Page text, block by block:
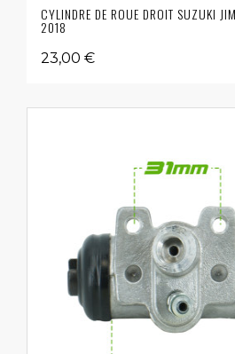
CYLINDRE DE ROUE DROIT SUZUKI
2018
23,00 €